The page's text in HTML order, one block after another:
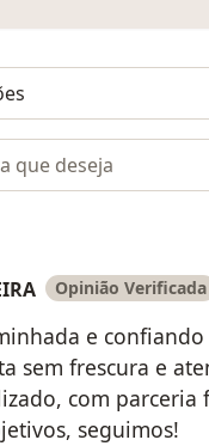
Opinião Verificada
e confiando
sem frescura e
com parceria
seguimos!